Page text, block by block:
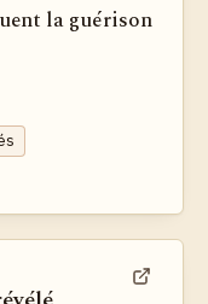
la guérison